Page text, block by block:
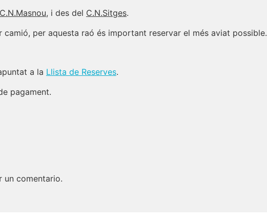
C.N.Masnou, i des del C.N.Sitges.
per aquesta raó és important reservar el més aviat possible.
a la Llista de Reserves.
pagament.
un comentario.